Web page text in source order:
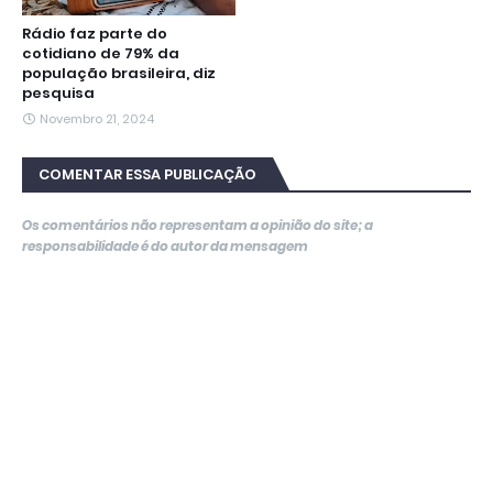
Rádio faz parte do
cotidiano de 79% da
população brasileira, diz
pesquisa
Novembro 21, 2024
COMENTAR ESSA PUBLICAÇÃO
Os comentários não representam a opinião do site; a
responsabilidade é do autor da mensagem